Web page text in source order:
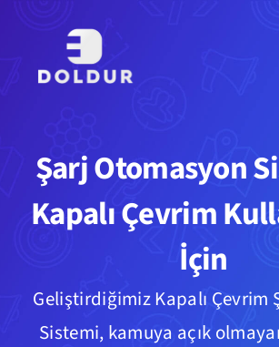
Skip
content
Hizmetler
Plan & Ücretlendirme
Bilgi Merkezi
eDol
Şarj Otomasyon
Kapalı Çevrim
İçin
Geliştirdiğimiz Kapalı Çevrim
Sistemi, kamuya açık